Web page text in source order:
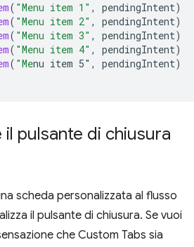
( "Menu item 1" , pendingIntent)
( "Menu item 2" , pendingIntent)
( "Menu item 3" , pendingIntent)
( "Menu item 4" , pendingIntent)
( "Menu item 5" , pendingIntent)
il pulsante di chiusura
scheda personalizzata al flusso
il pulsante di chiusura. Se vuoi
che Custom Tabs sia